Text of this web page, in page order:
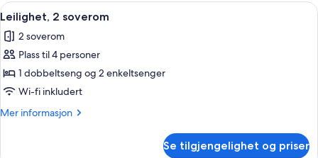
Åpne
alle
bildene
av
Leilighet,
2
soverom
Leilighet, 2 soverom |
1
Leilighet, 2 soverom
2 soverom
Plass til 4 personer
1 dobbeltseng og 2 enkeltsenger
Wi-fi inkludert
Mer informasjon
Mer
Se tilgjengelighet og priser